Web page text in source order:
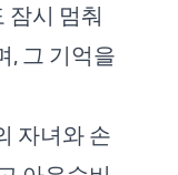
잠시 멈춰
, 그 기억을
자녀와 손